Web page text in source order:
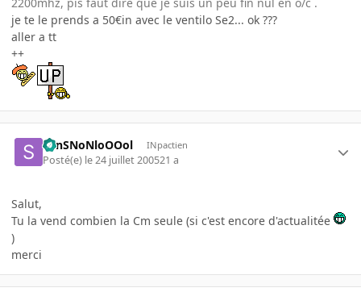
je te le prends a 50€in avec le ventilo Se2... ok ???
aller a tt
++
SanSNoNloOOol INpactien
Posté(e) le 24 juillet 200521 a
Salut,
Tu la vend combien la Cm seule (si c'est encore d'actualitée
)
merci